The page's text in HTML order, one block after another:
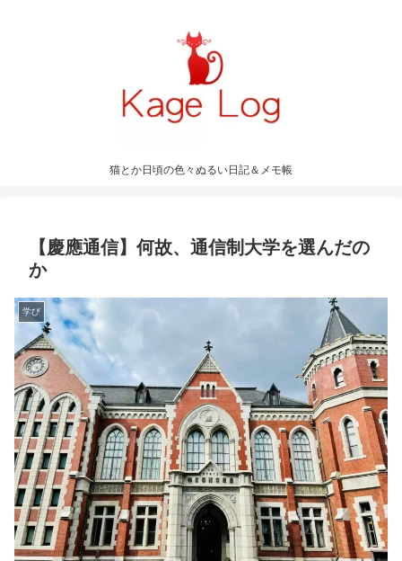
猫とか日頃の色々ぬるい日記＆メモ帳
【慶應通信】何故、通信制大学を選んだの
か
学び